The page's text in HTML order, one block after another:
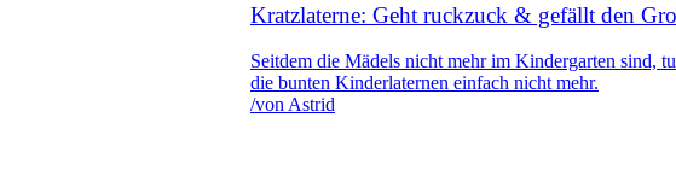
Kratzlaterne: Geht ruckzuck & gefällt den
Seitdem die Mädels nicht mehr im Kindergarten sind,
die bunten Kinderlaternen einfach nicht mehr.
/von Astrid